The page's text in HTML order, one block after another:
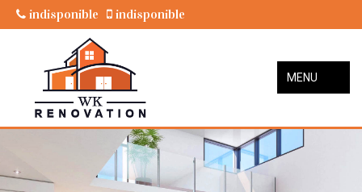
indisponible indisponible
MENU